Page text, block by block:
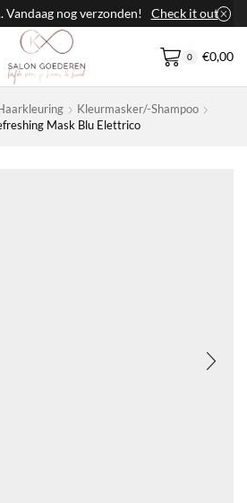
nog verzonden! Check it out
0 €0,00
Kleurmasker/-Shampoo
Mask Blu Elettrico